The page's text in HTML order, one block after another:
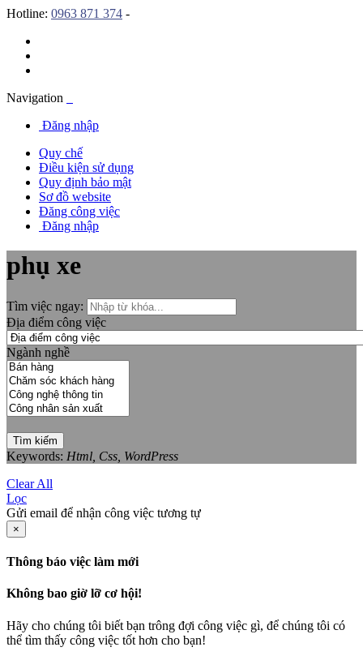
Hotline: 0963 871 374 -
Navigation
Đăng nhập
Quy chế
Điều kiện sử dụng
Quy định bảo mật
Sơ đồ website
Đăng công việc
Đăng nhập
phụ xe
Tìm việc ngay:
Địa điểm công việc
Ngành nghề
Tìm kiếm
Keywords: Html, Css, WordPress
Clear All
Lọc
Gửi email để nhận công việc tương tự
×
Thông báo việc làm mới
Không bao giờ lỡ cơ hội!
Hãy cho chúng tôi biết bạn trông đợi công việc gì, để chúng tôi có
thể tìm thấy công việc tốt hơn cho bạn!